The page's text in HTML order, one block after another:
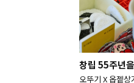
창립 55주년
오뚜기 X 옵젵상